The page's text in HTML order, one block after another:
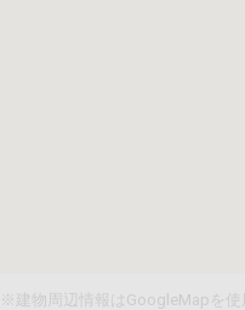
※建物周辺情報はGoogleMapを使